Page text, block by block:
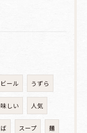
ビール うずら
しい 人気
スープ 麺